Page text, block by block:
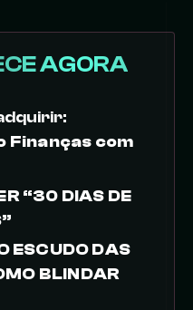
AGORA
Finanças com
“30 DIAS DE
ESCUDO DAS
BLINDAR